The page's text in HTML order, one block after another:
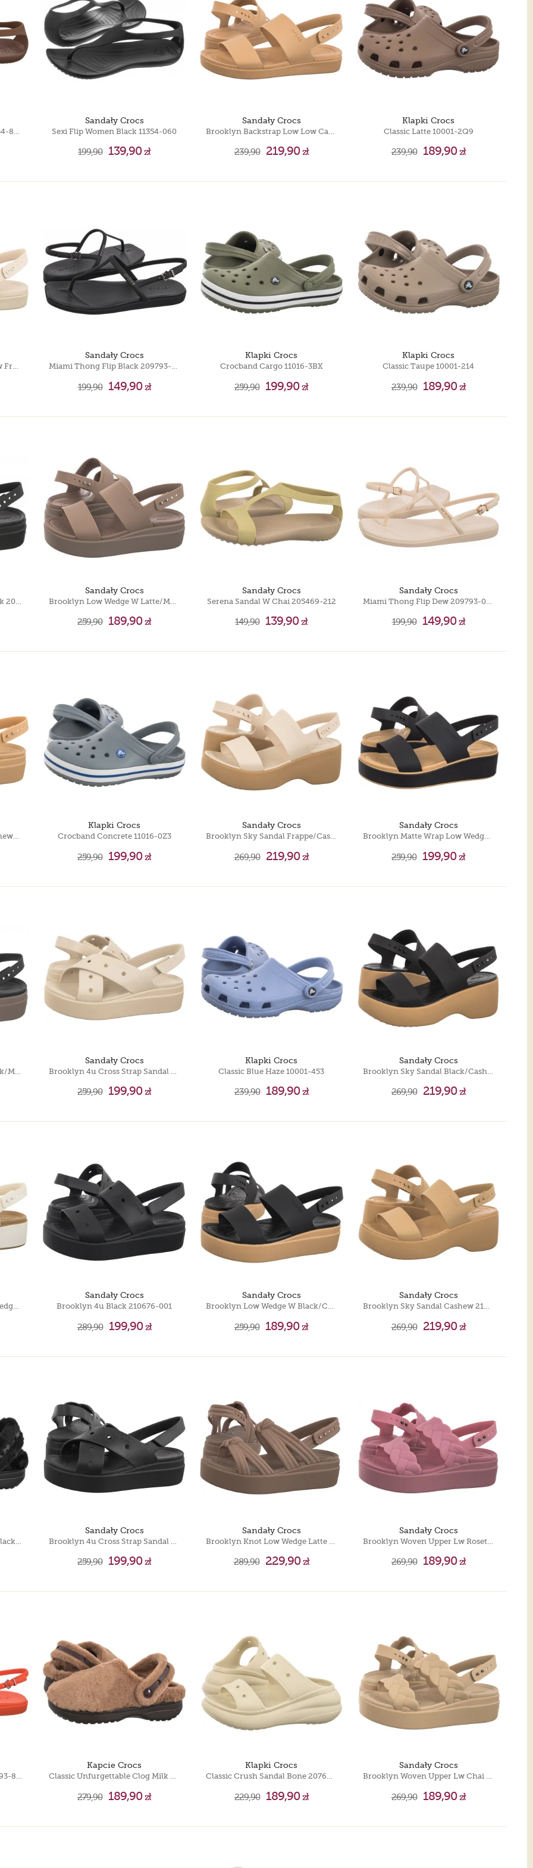
Timberland 6 IN
Puma Motorsport
Timberland 6 IN
Sandały Crocs
Sexi Flip Women Black 11354-060
199,90 139,90zł
Sandały Crocs
239,90 219,90zł
Klapki Crocs
Classic Latte 10001-2Q9
239,90 189,90zł
Brooklyn Backstrap Low Low Frappe 212399-2MC
Sandały Crocs
Miami Thong Flip Black 209793-001
199,90 149,90zł
Klapki Crocs
Crocband Cargo 11016-3BX
259,90 199,90zł
Klapki Crocs
Classic Taupe 10001-214
239,90 189,90zł
Sandały Crocs
259,90 189,90zł
Sandały Crocs
Serena Sandal W Chai 205469-212
149,90 139,90zł
Sandały Crocs
199,90 149,90zł
Brooklyn Low Wedge W Cashew/Cashew 206453-2NC
Klapki Crocs
Crocband Concrete 11016-0Z3
259,90 199,90zł
Sandały Crocs
Brooklyn Sky Sandal Frappe/Cashew 212250-2MQ
269,90 219,90zł
Sandały Crocs
Brooklyn Matte Wrap Low Wedge Black/Cashew 211802-0RI
259,90 199,90zł
Sandały Crocs
259,90 199,90zł
Klapki Crocs
Classic Blue Haze 10001-453
239,90 189,90zł
Sandały Crocs
269,90 219,90zł
Brooklyn Matte Wrap Low Wedge Chalk/Tan 211802-00O
Sandały Crocs
Brooklyn 4u Black 210676-001
289,90 199,90zł
Sandały Crocs
Brooklyn Low Wedge W Black/Cashew 206453-0RI
259,90 189,90zł
Sandały Crocs
Brooklyn Sky Sandal Cashew 212250-2NB
269,90 219,90zł
Sandały Crocs
259,90 199,90zł
Sandały Crocs
289,90 229,90zł
Sandały Crocs
269,90 189,90zł
Miami Thong Flip Lava 209793-84J
Kapcie Crocs
Classic Unfurgettable Clog Milk Chocolate 211116-2JJ
279,90 189,90zł
Klapki Crocs
Classic Crush Sandal Bone 207670-2Y2
229,90 189,90zł
Sandały Crocs
Brooklyn Woven Upper Lw Chai 209977-212
269,90 189,90zł